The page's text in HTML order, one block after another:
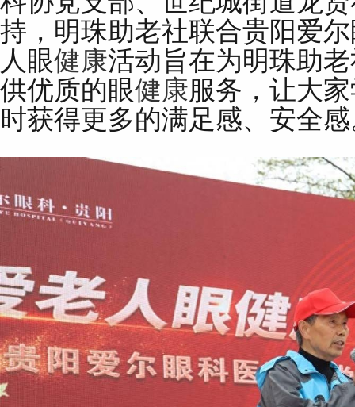
持，明珠助老社联合贵阳爱
人眼健康活动旨在为明珠助
供优质的眼健康服务，让大
时获得更多的满足感、安全